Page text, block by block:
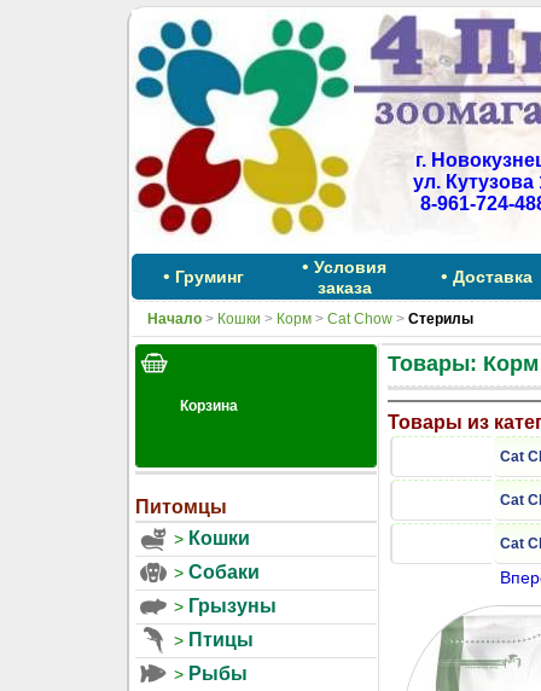
г.
ул. Кутузова
8-961-724-
• Груминг • Условия
заказа
• Доставка
Начало> Кошки > Корм> Cat Chow> Стерилы
Питомцы
Кошки
Собаки
Грызуны
Птицы
Рыбы
Товары: Корм
Товары из
Cat
Cat
Cat